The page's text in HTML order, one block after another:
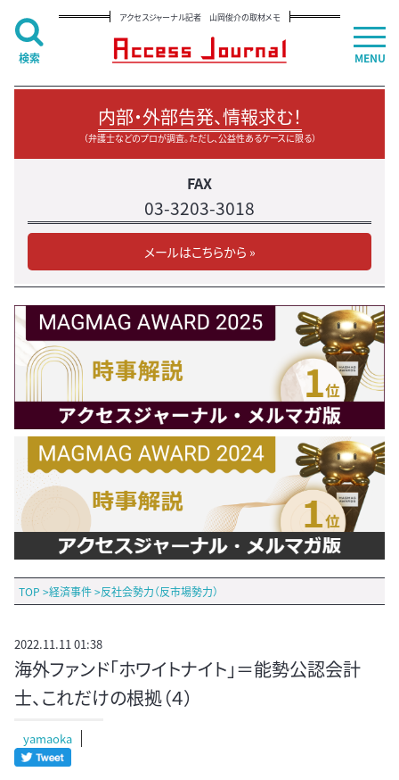
アクセスジャーナル記者 山岡俊介の取材メモ
内部・外部告発、情報求む！
（弁護士などのプロが調査。ただし、公益性あるケースに限る）
FAX
03-3203-3018
メールはこちらから »
TOP >経済事件>反社会勢力（反市場勢力）
2022.11.11 01:38
海外ファンド「ホワイトナイト」＝能勢公認会計
士、これだけの根拠（４）
yamaoka
MENU
検索